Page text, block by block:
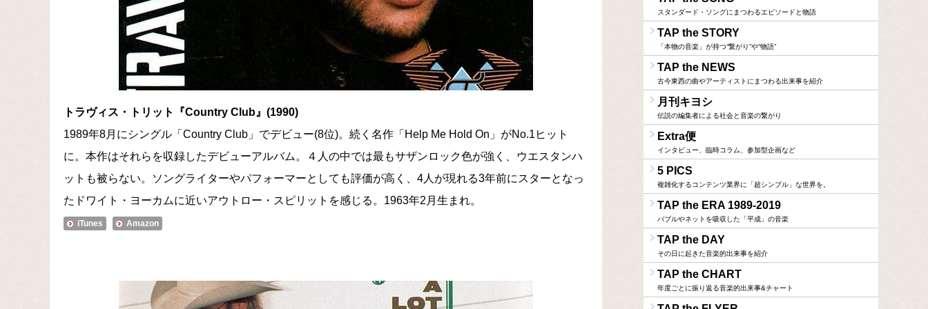
トラヴィス・トリット『Country Club』(1990)
1989年8月にシングル「Country Club」でデビュー(8位)。続く名作「Help Me Hold On」がNo.1ヒット
に。本作はそれらを収録したデビューアルバム。４人の中では最もサザンロック色が強く、ウエスタンハ
ットも被らない。ソングライターやパフォーマーとしても評価が高く、4人が現れる3年前にスターとなっ
たドワイト・ヨーカムに近いアウトロー・スピリットを感じる。1963年2月生まれ。
iTunes Amazon
スタンダード・ソングにまつわるエピソードと物語
TAP the STORY
「本物の音楽」が持つ“繋がり”や“物語”
TAP the NEWS
古今東西の曲やアーティストにまつわる出来事を紹介
月刊キヨシ
伝説の編集者による社会と音楽の繋がり
Extra便
インタビュー、臨時コラム、参加型企画など
5 PICS
複雑化するコンテンツ業界に「超シンプル」な世界を。
TAP the ERA 1989-2019
バブルやネットを吸収した「平成」の音楽
TAP the DAY
その日に起きた音楽的出来事を紹介
TAP the CHART
年度ごとに振り返る音楽的出来事&チャート